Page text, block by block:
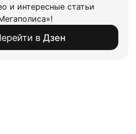
и интересные статьи
в Дзен